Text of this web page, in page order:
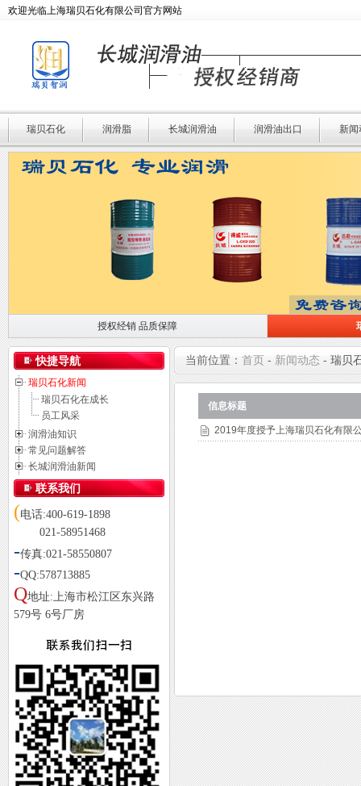
欢迎光临上海瑞贝石化有限公司官方网站
瑞贝石化 润滑脂 长城润滑油 润滑油出口 新闻
授权经销 品质保障
授权经销 品质保障
瑞贝石化 专业润滑
快捷导航
瑞贝石化新闻
瑞贝石化在成长
员工风采
润滑油知识
常见问题解答
长城润滑油新闻
联系我们
(电话:400-619-1898
021-58951468
-传真:021-58550807
-QQ:578713885
Q地址:上海市松江区东兴路
579号 6号厂房
当前位置： 首页 - 新闻动态 - 瑞贝
信息标题
2019年度授予上海瑞贝石化有限